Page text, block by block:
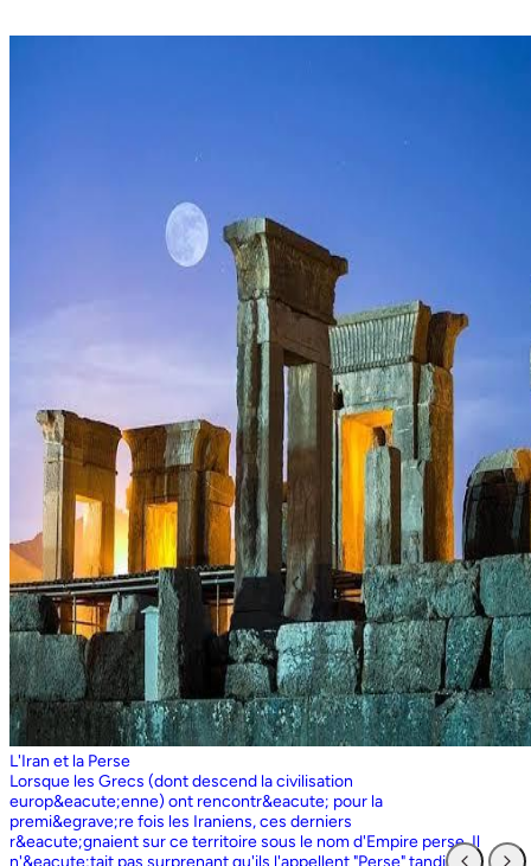
L'Iran et la Perse
Lorsque les Grecs (dont descend la civilisation europ&eacute;enne) ont rencontr&eacute; pour la premi&egrave;re fois les Iraniens, ces derniers r&eacute;gnaient sur ce territoire sous le nom d'Empire perse. Il n'&eacute;tait pas surprenant qu'ils l'appellent "Perse" tandis que les Perses, qui sont entr&eacute;s en contact pour la premi&egrave;re fois avec les Grecs ioniens, appelaient l'ensemble du territoire grec "Ionie". Aujourd'hui encore, les Iraniens utilisent le nom d'Ionie pour d&eacute;signer la Gr&egrave;ce (Yunan). La Perse ne faisait partie de l'Iran que dans la mesure o&ugrave; les Perses constituaient une partie du peuple iranien. Pourtant, elle avait parfois un sens encore plus large que l'Iran, car ce que l'on appelait historiquement la Perse ou l'empire perse comprenait non seulement un territoire beaucoup plus vaste que l'Iran actuel, mais aussi des pays et des peuples non iraniens comme l'&Eacute;gypte. "Perse" est rest&eacute; le terme europ&eacute;en pour l'Iran jusqu'en 1935, date &agrave; laquelle le gouvernement iranien a insist&eacute; pour que tous les pays appellent officiellement le pays par ce dernier nom. Mais le terme "Perse" a surv&eacute;cu et, encore aujourd'hui, pour de nombreux Occidentaux, la "Perse" a une connotation historique et culturelle beaucoup plus large que celle v&eacute;hicul&eacute;e par le terme "Iran", qu'ils confondaient parfois avec l'Irak. Beaucoup ne savent plus que l'Iran et la Perse sont la m&ecirc;me chose, pensant que l'Iran est aussi un pays arabe ! L'Iran actuel fait partie du plateau iranien, beaucoup plus vaste, dont l'ensemble a parfois fait partie de l'empire perse. Le pays est vaste, plus grand que le Royaume-Uni, la France, l'Espagne et l'Allemagne r&eacute;unis. Il est accident&eacute; et aride et, &agrave; l'exception de deux r&eacute;gions de plaine, il est constitu&eacute; de montagnes et de d&eacute;serts. Il y a deux grandes rang&eacute;es de montagnes, l'Alborz au nord, qui s'&eacute;tend du Caucase au nord-ouest jusqu'au Khorasan &agrave; l'est, et le Zagros, qui s'&eacute;tend de l'ouest au sud-est. Les grands d&eacute;serts, Dasht-e-Kavir et Dasht-e-Lut, tous deux situ&eacute;s &agrave; l'est, sont pratiquement inhabitables. Les deux r&eacute;gions de plaine sont le littoral de la mer Caspienne, qui se trouve au-dessous du niveau de la mer, a un climat subtropical et est couvert de for&ecirc;ts tropicales, et la plaine du Khuzestan au sud-ouest, qui est une continuation des terres fertiles de la M&eacute;sopotamie et est arros&eacute;e par le seul grand fleuve d'Iran, le Karun. Ainsi, la terre est abondante mais l'eau est rare, contrairement &agrave; un pays comme la Hollande o&ugrave; la terre est rare mais l'eau abondante. La raret&eacute; de l'eau a jou&eacute; un r&ocirc;le majeur non seulement en influen&ccedil;ant la nature et les syst&egrave;mes de l'agriculture iranienne, mais aussi un certain nombre de facteurs sociologiques cl&eacute;s, y compris la cause et la nature des &Eacute;tats iraniens. L'&eacute;tendue des montagnes et du d&eacute;sert a naturellement divis&eacute; la population iranienne en groupes relativement isol&eacute;s. Mais l'aridit&eacute; a jou&eacute; un r&ocirc;le encore plus important &agrave; cet &eacute;gard, et ce au niveau des plus petites unit&eacute;s sociales. Dans la majeure partie du pays, l'agriculture et l'&eacute;levage du b&eacute;tail n'&eacute;taient possibles que l&agrave; o&ugrave; l'eau de pluie naturelle, un petit ruisseau, un canal d'eau souterrain, appel&eacute; Qanat, ou une combinaison de ces &eacute;l&eacute;ments fournissait l'approvisionnement minimal n&eacute;cessaire en eau. Le Qanat ou Kariz est un d&eacute;veloppement ing&eacute;nieux des temps anciens, qui remonte &agrave; bien avant la fondation de l'empire perse. &Agrave; partir d'une nappe phr&eacute;atique existante dans les hautes terres, un tunnel est creus&eacute; sous le sol, en pente descendante vers les basses terres (pr&egrave;s des fermes environnantes) o&ugrave; il remonte &agrave; la surface. L'eau qui s'&eacute;coule de la source par gravit&eacute; est ensuite distribu&eacute;e par d'&eacute;troits canaux l&agrave; o&ugrave; elle est n&eacute;cessaire pour l'irrigation et d'autres usages. Le peuple iranien &Agrave; l'origine, les Iraniens &eacute;taient plus une ethnie qu'une nation et les perses se comptaient comme un groupe parmi un bon nombre des Iraniens. A part le pays qui s'appelle aujourd'hui l'Iran, l'Afghanistan et le Tadjikistan appartiennent &eacute;galement &agrave; un territoire iranien plus large dans leurs concepts historiques et culturels. En plus la domaine culturelle iranienne d&eacute;passe encore plus loin que la fronti&egrave;re de l&rsquo;ensemble de ces trois pays et s'&eacute;tendant jusqu&rsquo;au cot&eacute; nordique de l'Inde, l'Ouzb&eacute;kistan, le Turkm&eacute;nistan, le Caucase et l'Anatolie : Aujourd&rsquo;hui , c&rsquo;est ce que l&rsquo;on appelle &lsquo;&rsquo; Monde Persan&rsquo;&rsquo; La langue persane est une des langues iraniennes, alors qu&rsquo;il en existe d'autres vari&eacute;t&eacute;s dont le kurde et le pashto. En Iran, certaines langues locales sont encore parl&eacute;es en tant que des langues vivantes tandis que d&rsquo;autre langues r&eacute;gionales que l&rsquo;iranienne sont &eacute;galement parl&eacute;s en Iran tels que le turc et l&rsquo;arabe. En plus, d'autres formats de la langue persane sont parl&eacute;es en Afghanistan et au Tadjikistan, si bien que les r&eacute;sidents dans ces trois pays arrivent &agrave; se comprendre lors de la conversation et de la communication litt&eacute;raire. Egalement d'autres dialectes persans sont parl&eacute;s en Iran. A vraie dire , n&rsquo;importe quel argument &agrave; propos de l&rsquo;histoire de l&rsquo;Iran, de son &eacute;conomie et de sa politique ne serait pas raisonnable sauf qu&rsquo;on puisse tenir en compte les nomades qui ont &eacute;tabli leurs royaume &agrave; partir de l&rsquo;&eacute;poque des Perses au Qajars qui r&eacute;gnaient jusuq&rsquo;aux20&egrave;me si&egrave;cle. Suit &agrave; la recherches des p&acirc;turages encore plus verts et des sols fertils, diff&eacute;rents &eacute;thnies comme le turques, sont partis vers les r&eacute;gions au nord, nord-est et l&rsquo;est de la Perse . Apr&egrave;s avoir s&rsquo;h&eacute;berger , ils fallait qu&rsquo;ils se pr&eacute;par&egrave;rent pour faire face aux &eacute;nemies etrang&egrave;res . La s&egrave;cheresse, l&rsquo;aridit&eacute; et la densit&eacute; de la population dan leurs propres r&eacute;gions fut la cause de l&rsquo;immigration vers la Perse. D&rsquo;autre part la manqu&eacute; de la pluie et l&rsquo;aridit&eacute; en Iran causait la miragartion des gens vers des r&eacute;gions plus verts : ils se d&eacute;pla&ccedil;aient tous les ann&eacute;es, pour aller vers les r&eacute;gions o&ugrave; il faisait agr&eacute;able pendant l&rsquo;hiver et des r&eacute;gions o&ugrave; le climat faisait moins chaud au cours de l&rsquo;&eacute;t&eacute;. En comparaison avec les les s&eacute;dentaires, les nomades ont des puissances militaires et ils sont plus dynamiques, et plus nombreux que les villageoises qu'ils attaquaient. Ces particularit&eacute;s permettent &agrave; une tribu ou &agrave; un ensemble de tribus de faire diriger les autres vers la formation d&rsquo;un &eacute;tat central : Ensuite il faisait les n&eacute;cessaires pour collecter directement ou via un moyen indirect, la totalit&eacute; des produits agricoles exc&eacute;dentaires pour fournir les affaires financi&egrave;res. Ainsi il devient un &eacute;tat central et capable &agrave; taille de contr&ocirc;ler, d'administrer et de d&eacute;fendre ses vastes territoires. La plupart des souverains iraniens se d&eacute;pla&ccedil;aient la plupart du temps et cette caract&eacute;ristique est racin&eacute; dans leurs origines et leurs esprits. Par exemple les Ach&eacute;m&eacute;nides dirigeaient leurs trois capitales et se d&eacute;pla&ccedil;aient entre : Suse, Pers&eacute;polis et Ecbatane et parfois quatre si on fait inclure la Babylon. D&egrave;s le d&eacute;but ; tous les gouvernements iraniens jusqu&rsquo;au 20&egrave;me si&egrave;cle, on &eacute;t&eacute; fond&eacute;s par des tribus nomades et apr&egrave;s avoir &ecirc;tre uni au sein du gouvernement , il fallait se pr&eacute;parer pour faire face aux d&eacute;fis comme l&rsquo;invasion des nomades dans le pays et ceux qui pourraient attaquer depuis des terres au-del&agrave; des fronti&egrave;res. D'une mani&egrave;re historique, l'Iran a &eacute;t&eacute; le carrefour entre l'Asie et l'Europe, l'Est et l'Ouest. Les personnes, les biens ainsi que les croyances, les normes et produits culturels y sont pass&eacute;s, g&eacute;n&eacute;ralement d'est en ouest, mais pas toujours. L'influence orientale &eacute;tait telle que beaucoup des anciens mythes et l&eacute;gendes iraniens provenaient des terres orientales de l'Iran, bien que l'islam et les Arabes soient venus de la direction oppos&eacute;e. Cette situation g&eacute;ographique particuli&egrave;re a donn&eacute; lieu &agrave; ce que l'on peut appeler &laquo; l'effet carrefour &raquo;, &agrave; la fois d&eacute;stabilisant et enrichissant le pays ; rendant ses habitants hospitaliers et amicaux envers les &eacute;trangers et aussi tr&egrave;s conscients de leur particularit&eacute;. L'une des cons&eacute;quences de l'effet de carrefour est le fait que l'Iran est maintenant peupl&eacute; d&rsquo;une vari&eacute;t&eacute; de communaut&eacute;s ethniques et linguistiques incluant ceux dont la langue maternelle est le persan, ainsi que les Kurdes, les Turcs, les Arabes, les Baloutches, etc. On rencontre les Turcophones dans la r&eacute;gion Nord-ouest de l'Azerba&iuml;djan, aujourd'hui divis&eacute;e en plusieurs provinces, &agrave; la fronti&egrave;re de la Turquie et du Caucase. D'autres peuples turcophones, comme les Turkm&egrave;nes du Centre-nord-est et les tribus turcophones comm